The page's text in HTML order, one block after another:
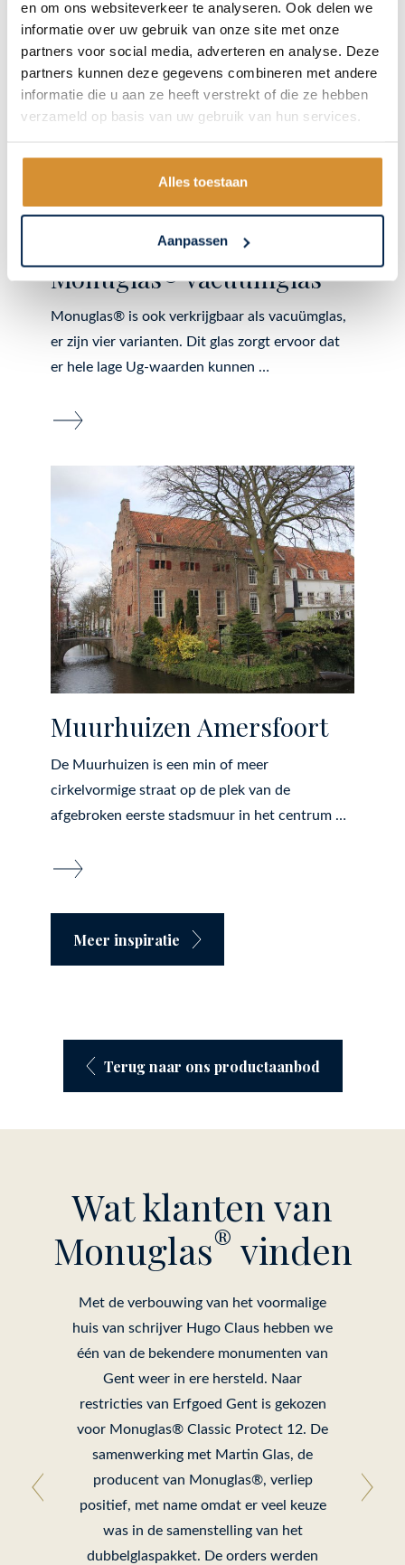
en om ons websiteverkeer te analyseren. Ook delen we
informatie over uw gebruik van onze site met onze
partners voor social media, adverteren en analyse. Deze
partners kunnen deze gegevens combineren met andere
informatie die u aan ze heeft verstrekt of die ze hebben
verzameld op basis van uw gebruik van hun services.
Alles toestaan
Aanpassen
Monuglas® vacuümglas
Monuglas® is ook verkrijgbaar als vacuümglas,
er zijn vier varianten. Dit glas zorgt ervoor dat
er hele lage Ug-waarden kunnen …
Muurhuizen Amersfoort
De Muurhuizen is een min of meer
cirkelvormige straat op de plek van de
afgebroken eerste stadsmuur in het centrum …
Meer inspiratie
Terug naar ons productaanbod
Wat klanten van
Monuglas® vinden
Met de verbouwing van het voormalige
huis van schrijver Hugo Claus hebben we
één van de bekendere monumenten van
Gent weer in ere hersteld. Naar
restricties van Erfgoed Gent is gekozen
voor Monuglas® Classic Protect 12. De
samenwerking met Martin Glas, de
producent van Monuglas®, verliep
positief, met name omdat er veel keuze
was in de samenstelling van het
dubbelglaspakket. De orders werden